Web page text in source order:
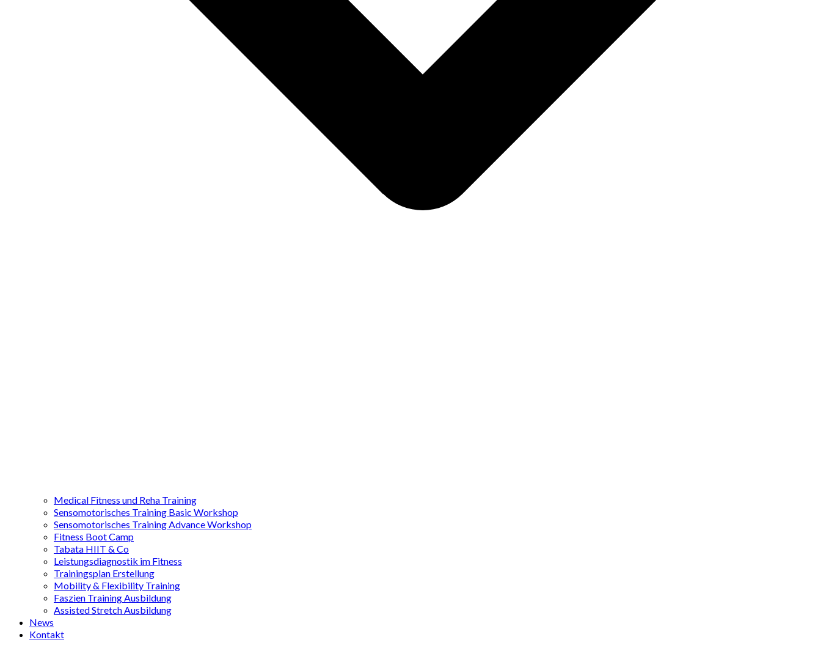
Medical Fitness und Reha Training
Sensomotorisches Training Basic Workshop
Sensomotorisches Training Advance Workshop
Fitness Boot Camp
Tabata HIIT & Co
Leistungsdiagnostik im Fitness
Trainingsplan Erstellung
Mobility & Flexibility Training
Faszien Training Ausbildung
Assisted Stretch Ausbildung
News
Kontakt